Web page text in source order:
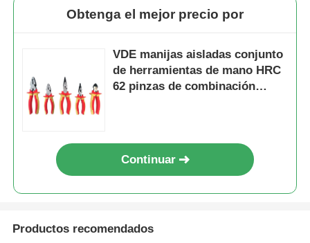
Obtenga el mejor precio por
VDE manijas aisladas conjunto
de herramientas de mano HRC
62 pinzas de combinación
ahorro de mano de obra
Continuar
Productos recomendados